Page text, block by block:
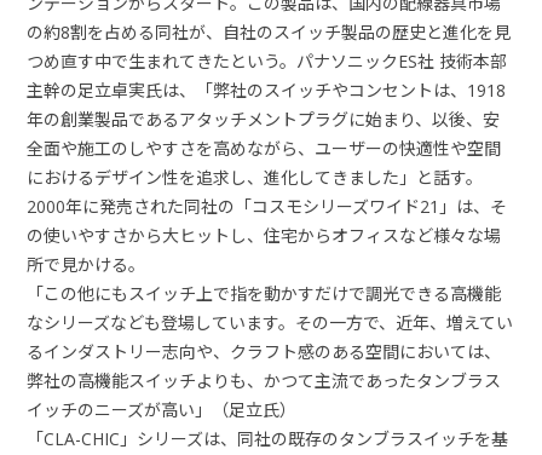
の約8割を占める同社が、自社のスイッチ製品の歴史と進化を見
つめ直す中で生まれてきたという。パナソニックES社 技術本部
主幹の足立卓実氏は、「弊社のスイッチやコンセントは、1918
年の創業製品であるアタッチメントプラグに始まり、以後、安
全面や施工のしやすさを高めながら、ユーザーの快適性や空間
におけるデザイン性を追求し、進化してきました」と話す。
2000年に発売された同社の「コスモシリーズワイド21」は、そ
の使いやすさから大ヒットし、住宅からオフィスなど様々な場
所で見かける。
「この他にもスイッチ上で指を動かすだけで調光できる高機能
なシリーズなども登場しています。その一方で、近年、増えてい
るインダストリー志向や、クラフト感のある空間においては、
弊社の高機能スイッチよりも、かつて主流であったタンブラス
イッチのニーズが高い」（足立氏）
「CLA-CHIC」シリーズは、同社の既存のタンブラスイッチを基